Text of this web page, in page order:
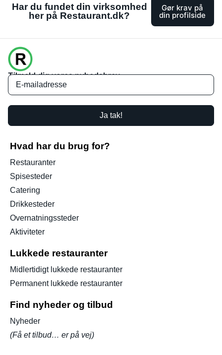
Har du fundet din virksomhed
her på Restaurant.dk?
Gør krav på
din profilside
Tilmeld dig vores nyhedsbrev
Ja tak!
Hvad har du brug for?
Restauranter
Spisesteder
Catering
Drikkesteder
Overnatningssteder
Aktiviteter
Lukkede restauranter
Midlertidigt lukkede restauranter
Permanent lukkede restauranter
Find nyheder og tilbud
Nyheder
(Få et tilbud… er på vej)